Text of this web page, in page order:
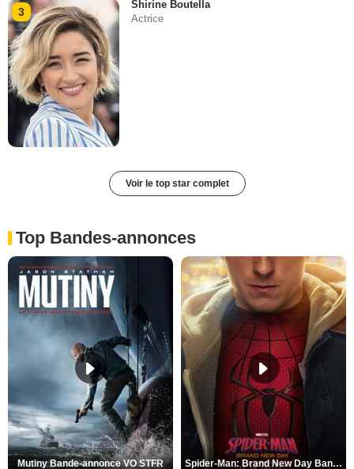
3
Shirine Boutella
Actrice
Voir le top star complet
Top Bandes-annonces
Mutiny Bande-annonce VO STFR Spider-Man: Brand New Day Bande-annonce VO STFR